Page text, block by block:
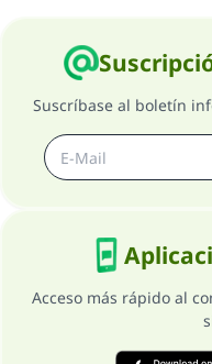
Suscríbase al boletín
Acceso más rápido al